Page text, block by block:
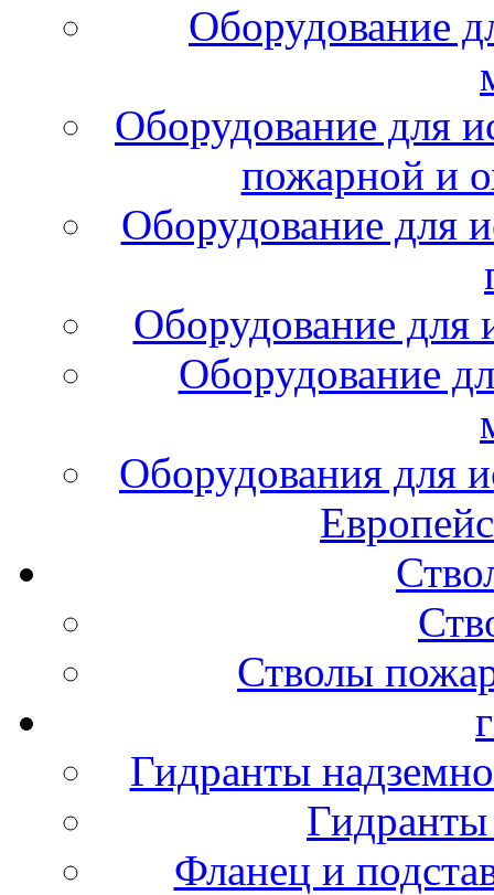
Оборудование
Оборудование для
пожарной и
Оборудование для
Оборудование для
Оборудование
Оборудования для
Стволы
Гидранты
Фланец и